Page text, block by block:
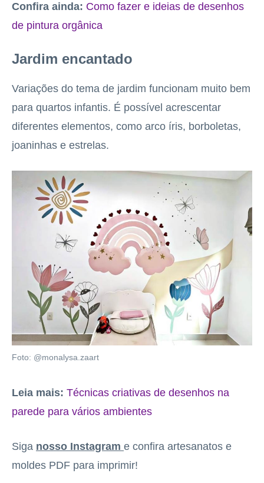
Confira ainda: Como fazer e ideias de desenhos
de pintura orgânica
Jardim encantado
Variações do tema de jardim funcionam muito bem
para quartos infantis. É possível acrescentar
diferentes elementos, como arco íris, borboletas,
joaninhas e estrelas.
Foto: @monalysa.zaart
Leia mais: Técnicas criativas de desenhos na
parede para vários ambientes
Siga nosso Instagram e confira artesanatos e
moldes PDF para imprimir!